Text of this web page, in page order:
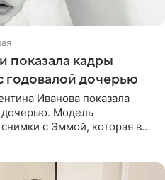
показала кадры
годовалой дочерью
Иванова показала
дочерью. Модель
с Эммой, которая в